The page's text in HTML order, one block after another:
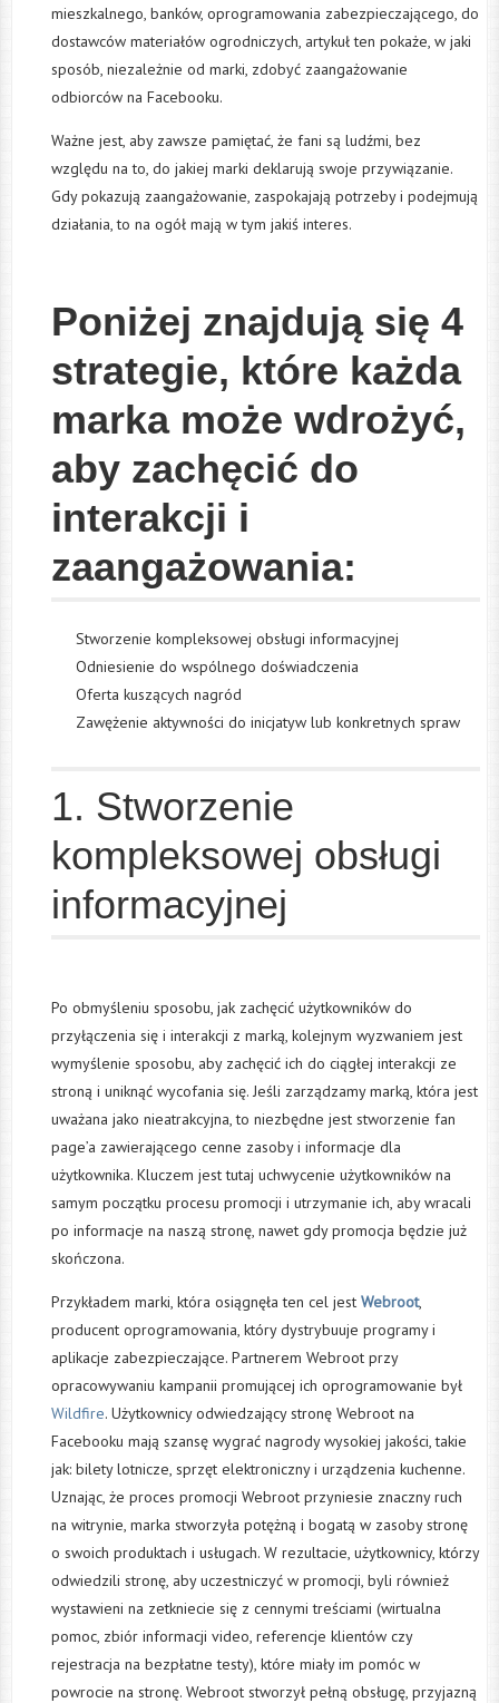
mieszkalnego, banków, oprogramowania zabezpieczającego, do
dostawców materiałów ogrodniczych, artykuł ten pokaże, w jaki
sposób, niezależnie od marki, zdobyć zaangażowanie
odbiorców na Facebooku.
Ważne jest, aby zawsze pamiętać, że fani są ludźmi, bez
względu na to, do jakiej marki deklarują swoje przywiązanie.
Gdy pokazują zaangażowanie, zaspokajają potrzeby i podejmują
działania, to na ogół mają w tym jakiś interes.
Poniżej znajdują się 4
strategie, które każda
marka może wdrożyć,
aby zachęcić do
interakcji i
zaangażowania:
Stworzenie kompleksowej obsługi informacyjnej
Odniesienie do wspólnego doświadczenia
Oferta kuszących nagród
Zawężenie aktywności do inicjatyw lub konkretnych spraw
1. Stworzenie
kompleksowej obsługi
informacyjnej
Po obmyśleniu sposobu, jak zachęcić użytkowników do
przyłączenia się i interakcji z marką, kolejnym wyzwaniem jest
wymyślenie sposobu, aby zachęcić ich do ciągłej interakcji ze
stroną i uniknąć wycofania się. Jeśli zarządzamy marką, która jest
uważana jako nieatrakcyjna, to niezbędne jest stworzenie fan
page’a zawierającego cenne zasoby i informacje dla
użytkownika. Kluczem jest tutaj uchwycenie użytkowników na
samym początku procesu promocji i utrzymanie ich, aby wracali
po informacje na naszą stronę, nawet gdy promocja będzie już
skończona.
Przykładem marki, która osiągnęła ten cel jestWebroot,
producent oprogramowania, który dystrybuuje programy i
aplikacje zabezpieczające. Partnerem Webroot przy
opracowywaniu kampanii promującej ich oprogramowanie był
Wildfire. Użytkownicy odwiedzający stronę Webroot na
Facebooku mają szansę wygrać nagrody wysokiej jakości, takie
jak: bilety lotnicze, sprzęt elektroniczny i urządzenia kuchenne.
Uznając, że proces promocji Webroot przyniesie znaczny ruch
na witrynie, marka stworzyła potężną i bogatą w zasoby stronę
o swoich produktach i usługach. W rezultacie, użytkownicy, którzy
odwiedzili stronę, aby uczestniczyć w promocji, byli również
wystawieni na zetkniecie się z cennymi treściami (wirtualna
pomoc, zbiór informacji video, referencje klientów czy
rejestracja na bezpłatne testy), które miały im pomóc w
powrocie na stronę. Webroot stworzył pełną obsługę, przyjazną